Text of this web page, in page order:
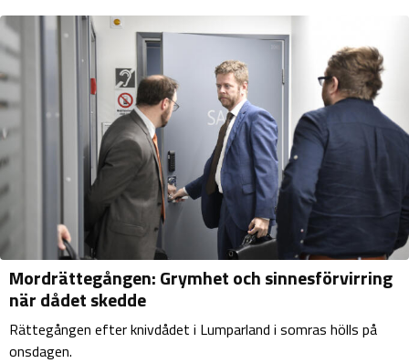
Mordrättegången: Grymhet och sinnesförvirring
när dådet skedde
Rättegången efter knivdådet i Lumparland i somras hölls på
onsdagen.